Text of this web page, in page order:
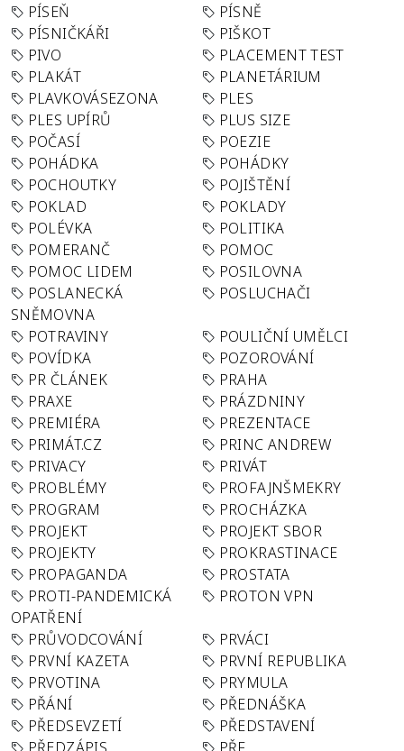
PÍSEŇ
PÍSNĚ
PÍSNIČKÁŘI
PIŠKOT
PIVO
PLACEMENT TEST
PLAKÁT
PLANETÁRIUM
PLAVKOVÁSEZONA
PLES
PLES UPÍRŮ
PLUS SIZE
POČASÍ
POEZIE
POHÁDKA
POHÁDKY
POCHOUTKY
POJIŠTĚNÍ
POKLAD
POKLADY
POLÉVKA
POLITIKA
POMERANČ
POMOC
POMOC LIDEM
POSILOVNA
POSLANECKÁ
SNĚMOVNA
POSLUCHAČI
POTRAVINY
POULIČNÍ UMĚLCI
POVÍDKA
POZOROVÁNÍ
PR ČLÁNEK
PRAHA
PRAXE
PRÁZDNINY
PREMIÉRA
PREZENTACE
PRIMÁT.CZ
PRINC ANDREW
PRIVACY
PRIVÁT
PROBLÉMY
PROFAJNŠMEKRY
PROGRAM
PROCHÁZKA
PROJEKT
PROJEKT SBOR
PROJEKTY
PROKRASTINACE
PROPAGANDA
PROSTATA
PROTI-PANDEMICKÁ
OPATŘENÍ
PROTON VPN
PRŮVODCOVÁNÍ
PRVÁCI
PRVNÍ KAZETA
PRVNÍ REPUBLIKA
PRVOTINA
PRYMULA
PŘÁNÍ
PŘEDNÁŠKA
PŘEDSEVZETÍ
PŘEDSTAVENÍ